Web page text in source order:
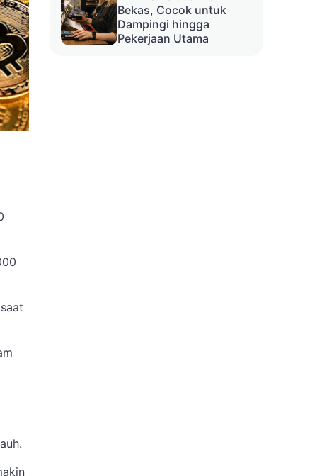
Bekas, Cocok untuk
Dampingi hingga
Pekerjaan Utama